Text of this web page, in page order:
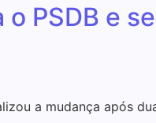
o PSDB e
a mudança após